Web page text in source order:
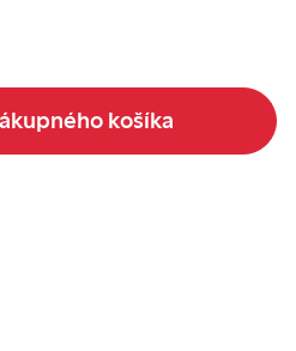
košíka